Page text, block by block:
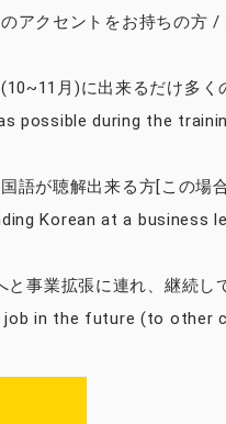
アクセントをお持ちの方
月)に出来るだけ多
possible during the
語が聴解出来る方[この場
Korean at a business
と事業拡張に連れ、継続
in the future (to other